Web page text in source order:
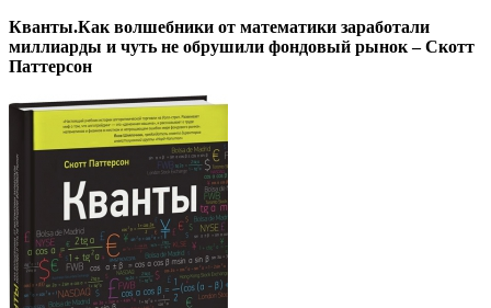
Кванты.Как волшебники от математики заработали
миллиарды и чуть не обрушили фондовый рынок – Скотт
Паттерсон